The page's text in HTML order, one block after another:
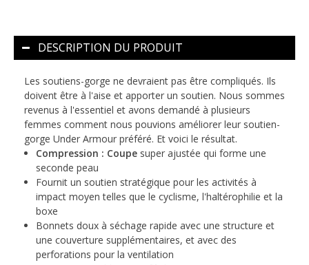
DESCRIPTION DU PRODUIT
Les soutiens-gorge ne devraient pas être compliqués. Ils
doivent être à l'aise et apporter un soutien. Nous sommes
revenus à l'essentiel et avons demandé à plusieurs
femmes comment nous pouvions améliorer leur soutien-
gorge Under Armour préféré. Et voici le résultat.
Compression : Coupe super ajustée qui forme une
seconde peau
Fournit un soutien stratégique pour les activités à
impact moyen telles que le cyclisme, l'haltérophilie et la
boxe
Bonnets doux à séchage rapide avec une structure et
une couverture supplémentaires, et avec des
perforations pour la ventilation